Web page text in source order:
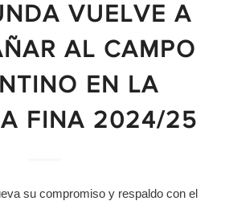
VUELVE A
AL CAMPO
EN LA
FINA 2024/25
su compromiso y respaldo con el